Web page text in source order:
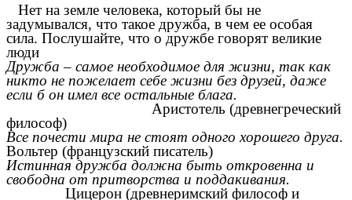
Нет на земле человека, который бы не
задумывался, что такое дружба, в чем ее особая
сила. Послушайте, что о дружбе говорят великие
люди
Дружба – самое необходимое для жизни, так как
никто не пожелает себе жизни без друзей, даже
если б он имел все остальные блага.
Аристотель (древнегреческий
философ)
Все почести мира не стоят одного хорошего друга.
Вольтер (французский писатель)
Истинная дружба должна быть откровенна и
свободна от притворства и поддакивания.
Цицерон (древнеримский философ и